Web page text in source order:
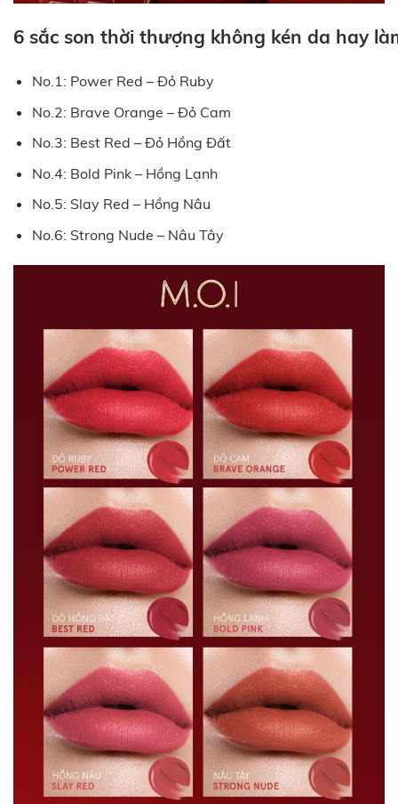
6 sắc son thời thượng không kén da hay
No.1: Power Red – Đỏ Ruby
No.2: Brave Orange – Đỏ Cam
No.3: Best Red – Đỏ Hồng Đất
No.4: Bold Pink – Hồng Lạnh
No.5: Slay Red – Hồng Nâu
No.6: Strong Nude – Nâu Tây